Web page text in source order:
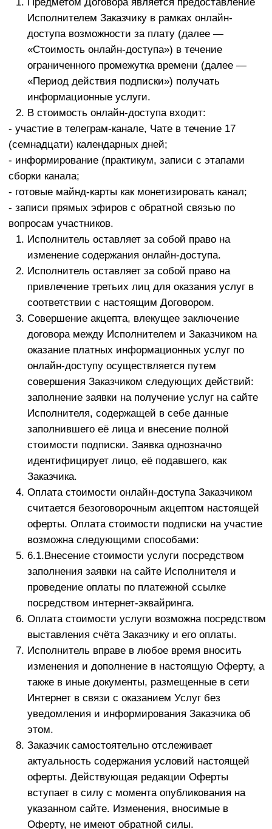
форму для подачи заявки, расположенную на
сайте Исполнителя. При заполнении заявки
фамилия,
имя,
контактный адрес электронной почты,
После заполнения всех полей для подачи заявки,
указанных настоящем пункте, лицо, желающее
получить Услуги, подтверждает правильность и
достоверность указанных им данных и выражает
желание подать заявку путем активации поля
ПОДПИСКУ», или иного, аналогичного ему по
функциональному назначению. Одновременно, на
адрес электронной почты, указанного в качестве
контактного при подаче заявки, с адреса
электронной почты Исполнителя направляется
электронное письмо со ссылкой на порядок
Лицо, получившее электронное письмо,
предусмотренное пунктом 3.3.3 Договора,
осуществляет оплату (вносит Стоимость Услуги).
электронную почту Заказчика поступает письмо-
подтверждение. Доступ к материалам телеграм-
телеграм-канала открывается посредством
направления Заказчику на электронную почту
ссылки с доступом в течение 1 рабочего дня
после оплаты полной стоимости.
С момента заполнения данных в заявке и
совершения действий, предусмотренных пунктом
верифицированным Исполнителем как Заказчик.
Предоставлением адреса электронной почты,
контактного номера телефона Заказчик
подтверждает свое согласие на обмен
электронной корреспонденцией через открытые
каналы связи (Интернет, мессенджеры, иные).
сторонами к письменной.
Раздел 4. ПОРЯДОК ОКАЗАНИЯ УСЛУГ. ПРАВА И
ОБЯЗАННОСТИ СТОРОН
Самостоятельно оказывать услуги, а также
привлекать третьих лиц без согласования с
форму, расписание и периодичность
предоставления материалов в рамках телеграм-
канала.
(Приложение №1 к настоящему Договору)
Исполнитель может заблокировать Заказчика
сообщений) временно без удаления из телеграм-
канала, чата или заблокировать и удалить из
телеграм-канала, чата без возможности
Заказчик вправе:
Получать информацию от Исполнителя по
вопросам организации и обеспечения
предусмотренных разделом 2 настоящего
Договора.
Организовать и обеспечить надлежащее
предоставление услуги.
Обеспечить Заказчику уважение человеческого